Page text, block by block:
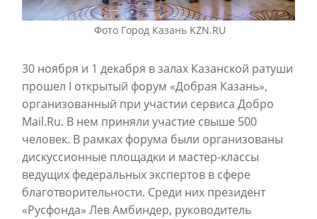
Фото Город Казань KZN.RU
30 ноября и 1 декабря в залах Казанской ратуши
прошел I открытый форум «Добрая Казань»,
организованный при участии сервиса Добро
Mail.Ru. В нем приняли участие свыше 500
человек. В рамках форума были организованы
дискуссионные площадки и мастер-классы
ведущих федеральных экспертов в сфере
благотворительности. Среди них президент
«Русфонда» Лев Амбиндер, руководитель